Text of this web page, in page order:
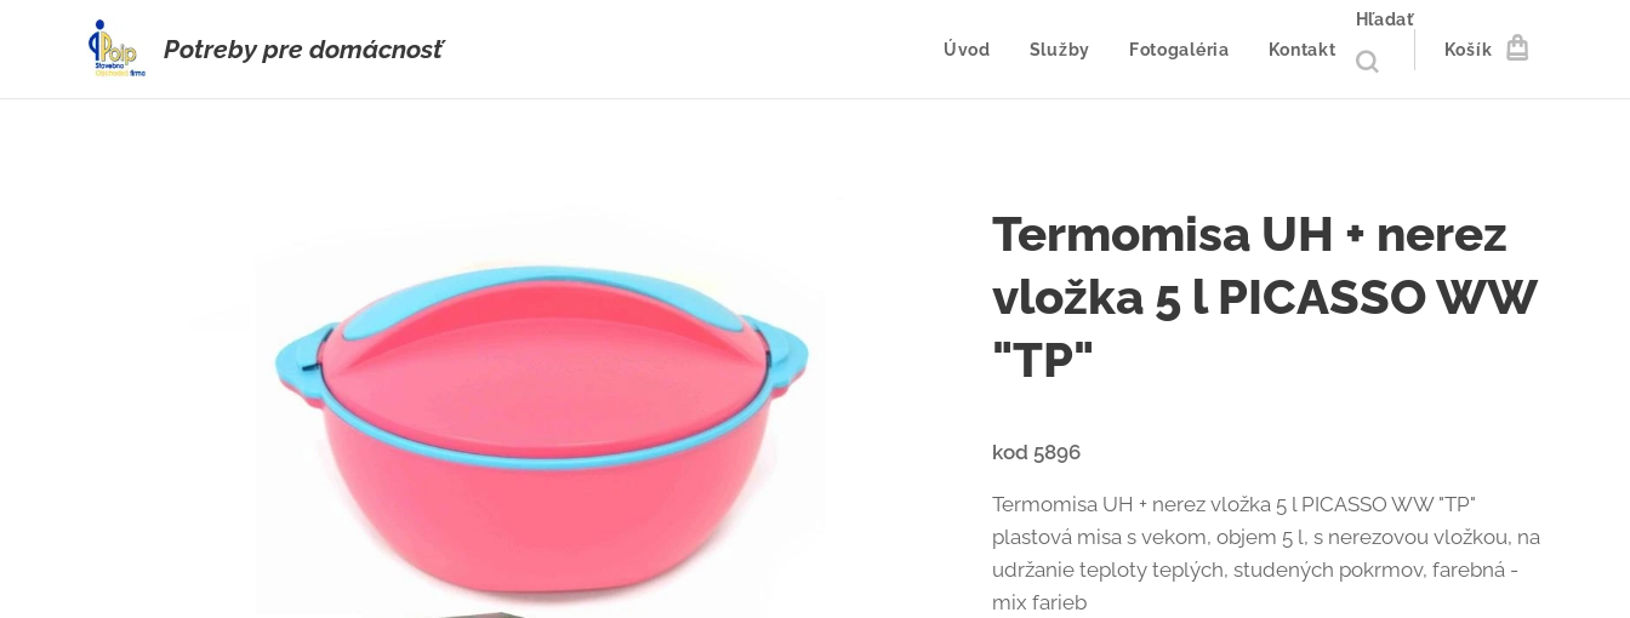
Potreby pre domácnosť Úvod Služby Fotogaléria Kontakt
Hľadať
Košík
Termomisa UH + nerez
vložka 5 l PICASSO WW
"TP"
kod 5896
Termomisa UH + nerez vložka 5 l PICASSO WW "TP"
plastová misa s vekom, objem 5 l, s nerezovou vložkou, na
udržanie teploty teplých, studených pokrmov, farebná -
mix farieb